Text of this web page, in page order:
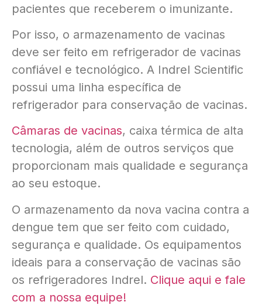
pacientes que receberem o imunizante.
Por isso, o armazenamento de vacinas
deve ser feito em refrigerador de vacinas
confiável e tecnológico. A Indrel Scientific
possui uma linha específica de
refrigerador para conservação de vacinas.
Câmaras de vacinas, caixa térmica de alta
tecnologia, além de outros serviços que
proporcionam mais qualidade e segurança
ao seu estoque.
O armazenamento da nova vacina contra a
dengue tem que ser feito com cuidado,
segurança e qualidade. Os equipamentos
ideais para a conservação de vacinas são
os refrigeradores Indrel. Clique aqui e fale
com a nossa equipe!